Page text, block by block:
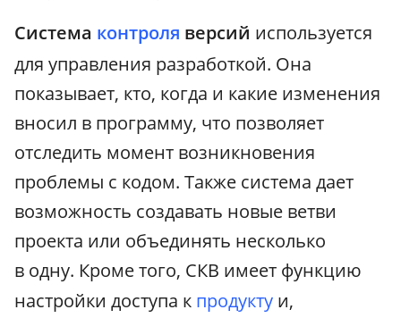
Система контроля версий используется
для управления разработкой. Она
показывает, кто, когда и какие изменения
вносил в программу, что позволяет
отследить момент возникновения
проблемы с кодом. Также система дает
возможность создавать новые ветви
проекта или объединять несколько
в одну. Кроме того, СКВ имеет функцию
настройки доступа к продукту и,